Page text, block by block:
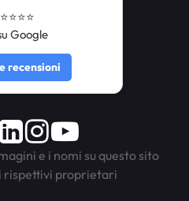
Google
recensioni
TwitterLinkedInInstagram
Youtube
e i nomi su questo sito
rispettivi proprietari